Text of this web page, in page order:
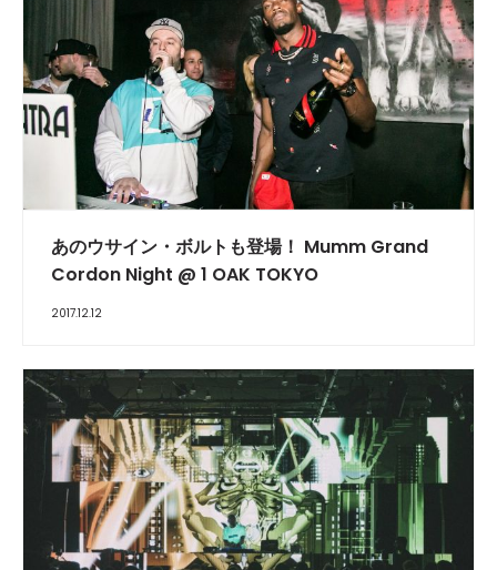
あのウサイン・ボルトも登場！ Mumm Grand
Cordon Night @ 1 OAK TOKYO
2017.12.12